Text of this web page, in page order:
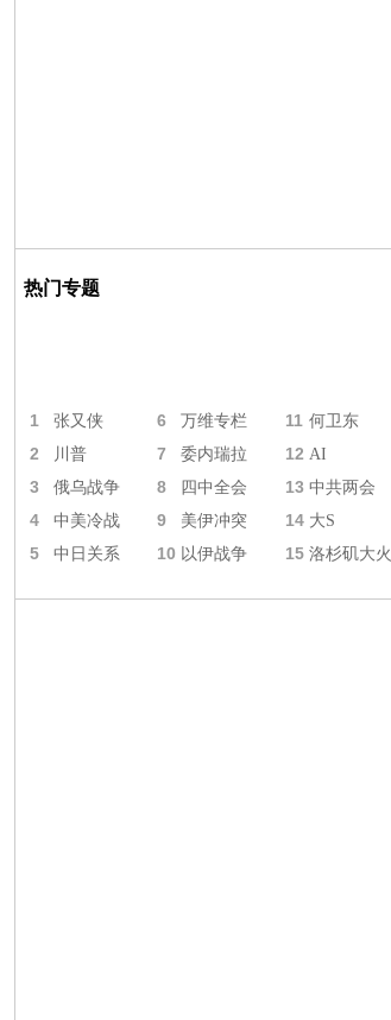
热门专题
1 张又侠 6 万维专栏 11 何卫东
2 川普 7 委内瑞拉 12 AI
3 俄乌战争 8 四中全会 13 中共两会
4 中美冷战 9 美伊冲突 14 大S
5 中日关系 10 以伊战争 15 洛杉矶大火